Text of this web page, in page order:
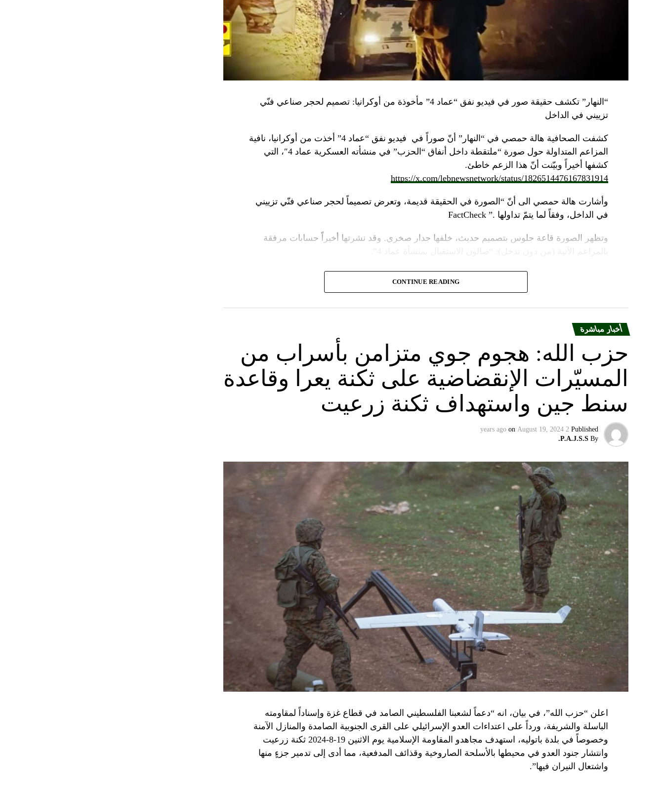
“النهار” تكشف حقيقة صور في فيديو نفق “عماد 4” مأخوذة من أوكرانيا: تصميم لحجر صناعي فنّي
تزييني في الداخل
كشفت الصحافية هالة حمصي في “النهار” أنّ صوراً في فيديو
نفق “عماد 4” أخذت من أوكرانيا، نافية
المزاعم المتداولة حول صورة “ملتقطة داخل أنفاق “الحزب” في منشأته العسكرية عماد 4″، التي
كشفها أخيراً وبيّنت أنّ هذا الزعم خاطئ.
https://x.com/lebnewsnetwork/status/1826514476167831914
وأشارت هالة حمصي الى أنّ “الصورة في الحقيقة قديمة، وتعرض تصميماً لحجر صناعي فنّي تزييني
في الداخل، وفقاً لما يتمّ تداولها .” FactCheck
وتظهر الصورة قاعة جلوس بتصميم حديث، خلفها جدار صخري. وقد نشرتها أخيراً حسابات مرفقة
أضافت “النهار”: “ويظهر مقطع
الدقيقة منشأة عسكرية تحمل اسم “عماد 4″، نسبة الى القائد العسكري في “الحزب” عماد مغنية الذي
قتل بتفجير سيّارة مفخّخة في دمشق عام 2008 نسبه الحزب الى إسرائيل”.
CONTINUE READING
أخبار مباشرة
حزب الله: هجوم جوي متزامن بأسراب من
المسيّرات الإنقضاضية على ثكنة يعرا وقاعدة
سنط جين واستهداف ثكنة زرعيت
Published
2 years ago
on August 19, 2024
By
P.A.J.S.S.
اعلن “حزب الله”، في بيان، انه “دعماً لشعبنا الفلسطيني الصامد في قطاع غزة وإسناداً لمقاومته
الباسلة ‌‏‌‏‌والشريفة، ورداً على اعتداءات العدو الإسرائيلي على القرى الجنوبية الصامدة والمنازل الآمنة
وخصوصاً في بلدة باتوليه، استهدف مجاهدو المقاومة الإسلامية يوم الاثنين 19-8-2024 ثكنة زرعيت
وانتشار جنود العدو في محيطها بالأسلحة الصاروخية وقذائف المدفعية، مما أدى إلى تدمير جزءٍ منها
واشتعال النيران فيها”.